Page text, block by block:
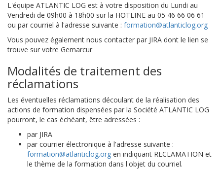
L'équipe ATLANTIC LOG est à votre disposition du Lundi au
Vendredi de 09h00 à 18h00 sur la HOTLINE au 05 46 66 06 61
ou par courriel à l'adresse suivante : formation@atlanticlog.org
Vous pouvez également nous contacter par JIRA dont le lien se
trouve sur votre Gemarcur
Modalités de traitement des
réclamations
Les éventuelles réclamations découlant de la réalisation des
actions de formation dispensées par la Société ATLANTIC LOG
pourront, le cas échéant, être adressées :
par JIRA
par courrier électronique à l'adresse suivante :
formation@atlanticlog.org en indiquant RECLAMATION et
le thème de la formation dans l'objet du courriel.